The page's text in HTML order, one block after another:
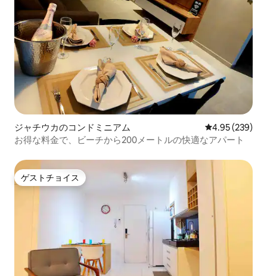
ジャチウカのコンドミニアム レビュー239
4.95 (239)
お得な料金で、ビーチから200メートルの快適なアパート
ゲストチョイス
ゲストチョイス